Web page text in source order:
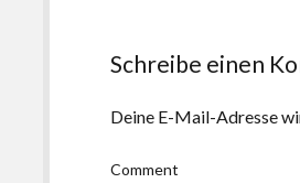
Schreibe einen
Deine E-Mail-Adresse
Comment